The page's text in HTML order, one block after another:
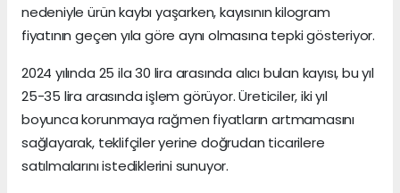
nedeniyle ürün kaybı yaşarken, kayısının kilogram
fiyatının geçen yıla göre aynı olmasına tepki gösteriyor.
2024 yılında 25 ila 30 lira arasında alıcı bulan kayısı, bu yıl
25-35 lira arasında işlem görüyor. Üreticiler, iki yıl
boyunca korunmaya rağmen fiyatların artmamasını
sağlayarak, teklifçiler yerine doğrudan ticarilere
satılmalarını istediklerini sunuyor.